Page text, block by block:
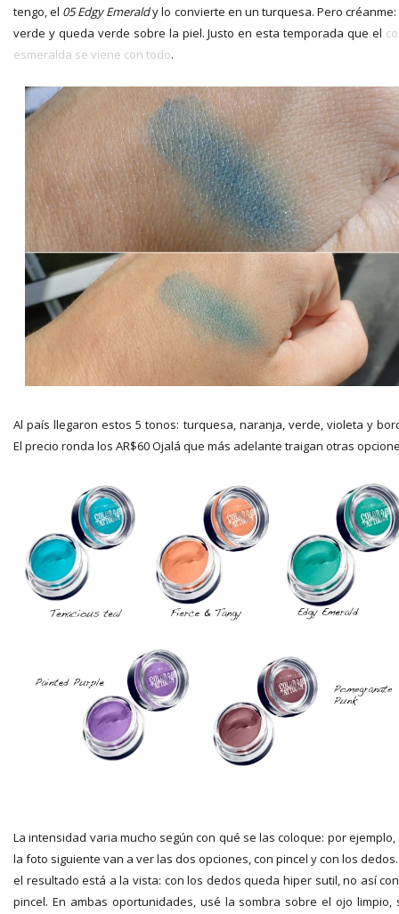
tengo, el 05 Edgy Emeraldy lo convierte en un turquesa. Pero créanme:
verde y queda verde sobre la piel. Justo en esta temporada que el
esmeralda se viene con todo.
Al país llegaron estos 5 tonos: turquesa, naranja, verde, violeta y
El precio ronda los AR$60 Ojalá que más adelante traigan otras
La intensidad varia mucho según con qué se las coloque: por ejemplo,
la foto siguiente van a ver las dos opciones, con pincel y con los
el resultado está a la vista: con los dedos queda hiper sutil, no así
pincel. En ambas oportunidades, usé la sombra sobre el ojo limpio,